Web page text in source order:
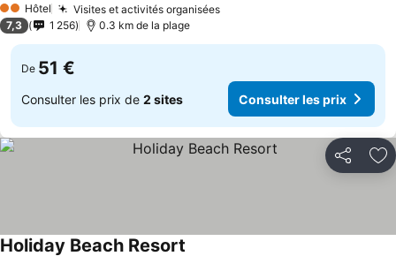
2 Étoiles
Hôtel Visites et activités organisées
7,3 1 256 0.3 km de la plage
De 51 €
Consulter les prix de 2 sites Consulter les prix
Partager
Holiday Beach Resort